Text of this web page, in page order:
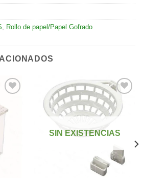
, Rollo de papel/Papel Gofrado
lista de
SIN EXISTENCIAS